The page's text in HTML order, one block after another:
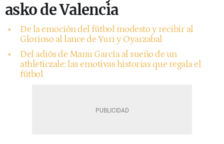
asko de Valencia
De la emoción del fútbol modesto y recibir al
Glorioso al lance de Yuri y Oyarzabal
Del adiós de Manu García al sueño de un
athleticzale: las emotivas historias que regala el
fútbol